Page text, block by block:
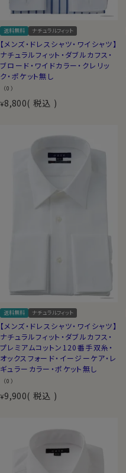
送料無料 ナチュラルフィット
【メンズ・ドレスシャツ・ワイシャツ】
ナチュラルフィット・ダブルカフス・
ブロード・ワイドカラー・クレリッ
ク・ポケット無し
（0）
¥8,800 税込
送料無料 ナチュラルフィット
【メンズ・ドレスシャツ・ワイシャツ】
ナチュラルフィット・ダブルカフス・
プレミアムコットン120番手双糸・
オックスフォード・イージーケア・レ
ギュラーカラー・ポケット無し
（0）
¥9,900 税込